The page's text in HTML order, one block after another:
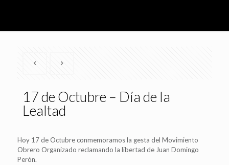
17 de Octubre – Día de la
Lealtad
Hoy 17 de Octubre conmemoramos la gesta del Movimiento
Obrero Organizado reclamando la libertad de Juan Domingo
Perón.